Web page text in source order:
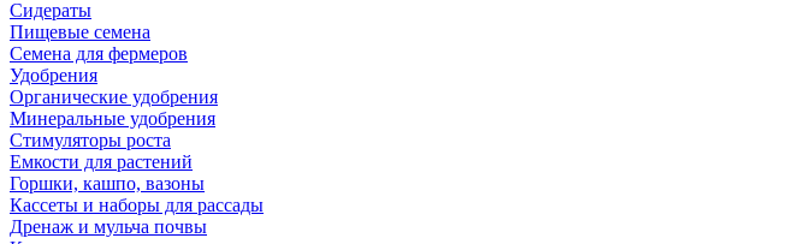
Сидераты
Пищевые семена
Семена для фермеров
Удобрения
Органические удобрения
Минеральные удобрения
Стимуляторы роста
Емкости для растений
Горшки, кашпо, вазоны
Кассеты и наборы для рассады
Дренаж и мульча почвы